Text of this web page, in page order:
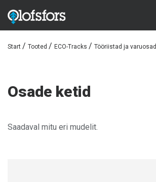
TOOTED
SharqEdges™
Start Tooted ECO-Tracks Tööriistad ja varuosad
Osade ketid
Saadaval mitu eri mudelit.